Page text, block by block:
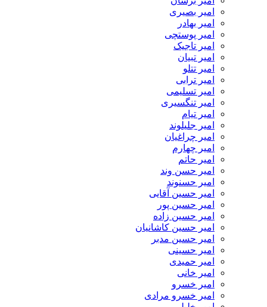
امیر بصیری
امیر بهادر
امیر پوستچی
امیر تاجیک
امیر تبیان
امیر تتلو
امیر ترابی
امیر تسلیمی
امیر تنگسیری
امیر تیام
امیر جلیلوند
امیر چراغیان
امیر چهارم
امیر حاتم
امیر حسن وند
امیر حسنوند
امیر حسین آقایی
امیر حسین پور
امیر حسین زاده
امیر حسین کاشانیان
امیر حسین مدبر
امیر حسینی
امیر حمیدی
امیر خانی
امیر خسرو
امیر خسرو مرادی